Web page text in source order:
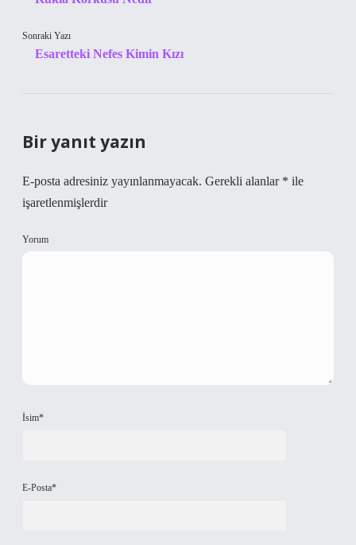
Sonraki Yazı
Esaretteki Nefes Kimin Kızı
Bir yanıt yazın
E-posta adresiniz yayınlanmayacak. Gerekli alanlar * ile
işaretlenmişlerdir
Yorum
İsim*
E-Posta*